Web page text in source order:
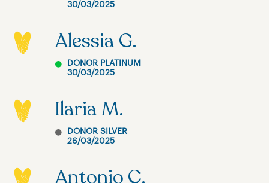
30/03/2025
Alessia G.
DONOR PLATINUM
30/03/2025
Ilaria M.
DONOR SILVER
26/03/2025
Antonio C.